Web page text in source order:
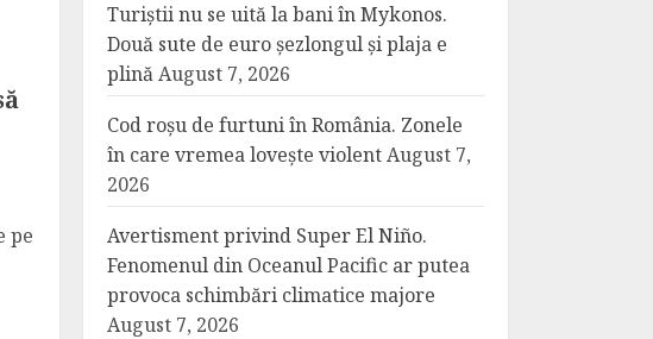
pe
Turiștii nu se uită la bani în Mykonos.
Două sute de euro șezlongul și plaja e
plinăAugust 7, 2026
Cod roșu de furtuni în România. Zonele
în care vremea lovește violentAugust 7,
2026
Avertisment privind Super El Niño.
Fenomenul din Oceanul Pacific ar putea
provoca schimbări climatice majore
August 7, 2026